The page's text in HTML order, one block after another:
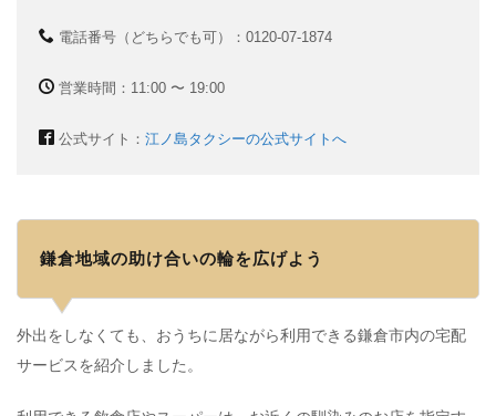
電話番号（どちらでも可）：0120-07-1874
営業時間：11:00 〜 19:00
公式サイト： 江ノ島タクシーの公式サイトへ
鎌倉地域の助け合いの輪を広げよう
外出をしなくても、おうちに居ながら利用できる鎌倉市内の宅配
サービスを紹介しました。